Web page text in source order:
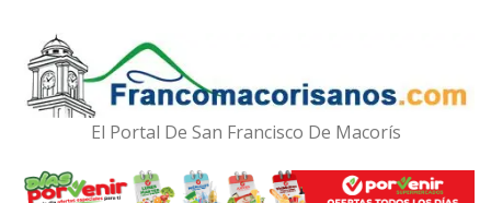
El Portal De San Francisco De Macorís